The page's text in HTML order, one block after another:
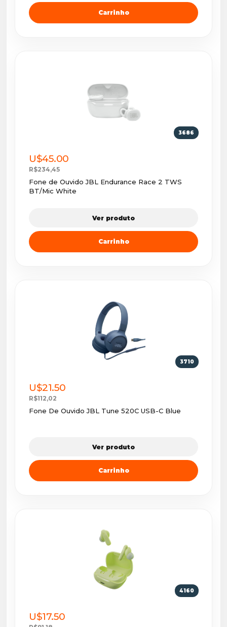
Carrinho
3686
U$45.00
R$234,45
Fone de Ouvido JBL Endurance Race 2 TWS
BT/Mic White
Ver produto
Carrinho
3710
U$21.50
R$112,02
Fone De Ouvido JBL Tune 520C USB-C Blue
Ver produto
Carrinho
4160
U$17.50